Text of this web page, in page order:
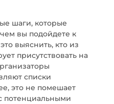
шаги, которые
вы подойдете к
выяснить, кто из
присутствовать на
списки
это не помешает
потенциальными